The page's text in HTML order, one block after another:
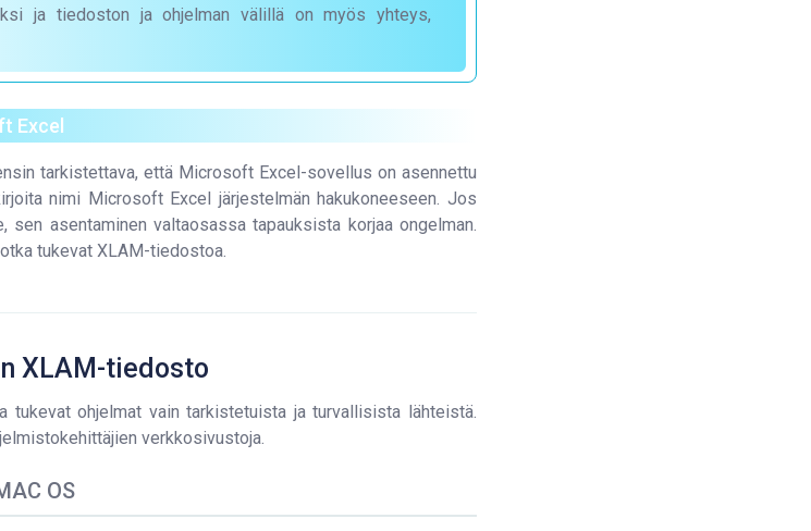
ja tiedoston ja ohjelman välillä on myös yhteys,
Excel
tarkistettava, että Microsoft Excel-sovellus on asennettu
nimi Microsoft Excel järjestelmän hakukoneeseen. Jos
sen asentaminen valtaosassa tapauksista korjaa ongelman.
tukevat XLAM-tiedostoa.
XLAM-tiedosto
tukevat ohjelmat vain tarkistetuista ja turvallisista lähteistä.
verkkosivustoja.
OS